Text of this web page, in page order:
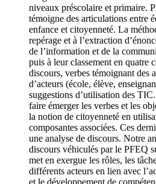
niveaux préscolaire et primaire.
témoigne des articulations entre
enfance et citoyenneté. La
repérage et à l’extraction
de l’information et de la
puis à leur classement en quatre
discours, verbes témoignant des
d’acteurs (école, élève,
suggestions d’utilisation des
faire émerger les verbes et les
la notion de citoyenneté en
composantes associées. Ces
une analyse de discours. Notre
discours véhiculés par le PFEQ
met en exergue les rôles, les
différents acteurs en lien avec
et le développement de